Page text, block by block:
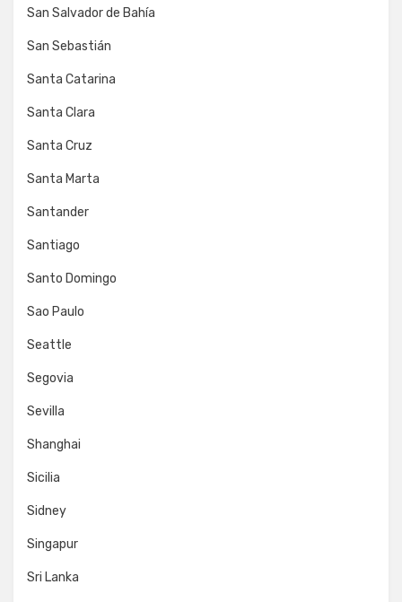
San Salvador de Bahía
San Sebastián
Santa Catarina
Santa Clara
Santa Cruz
Santa Marta
Santander
Santiago
Santo Domingo
Sao Paulo
Seattle
Segovia
Sevilla
Shanghai
Sicilia
Sidney
Singapur
Sri Lanka